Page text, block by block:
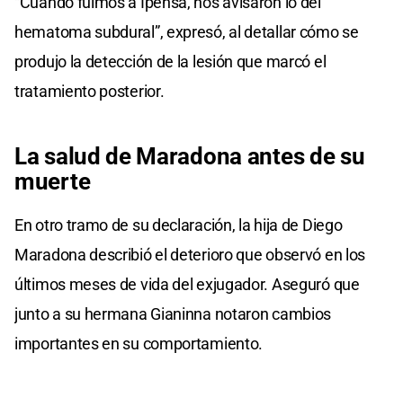
hematoma subdural”, expresó, al detallar cómo se
produjo la detección de la lesión que marcó el
tratamiento posterior.
La salud de Maradona antes de su
muerte
En otro tramo de su declaración, la hija de Diego
Maradona describió el deterioro que observó en los
últimos meses de vida del exjugador. Aseguró que
junto a su hermana Gianinna notaron cambios
importantes en su comportamiento.